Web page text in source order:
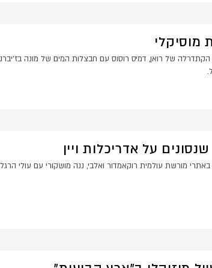
מוסיקלי
הקתדרלה של רואן, דמיס רוסוס עם חבצלות המים של מונה
על אדריכלות ויין
באתרי מורשת עולמית רוקאמדור ואלבי, ננה מושקורי עם עולי